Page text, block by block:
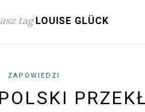
tag LOUISE GLÜCK
ZAPOWIEDZI